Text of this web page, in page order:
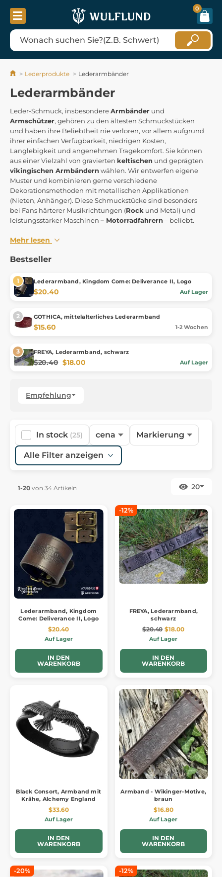
0
Lederprodukte Lederarmbänder
Lederarmbänder
Leder-Schmuck, insbesondereArmbänder und
Armschützer, gehören zu den ältesten Schmuckstücken
und haben ihre Beliebtheit nie verloren, vor allem aufgrund
ihrer einfachen Verfügbarkeit, niedrigen Kosten,
Langlebigkeit und angenehmen Tragekomfort. Sie können
aus einer Vielzahl von gravierten keltischen und geprägten
vikingischen Armbändern wählen. Wir entwerfen eigene
Muster und kombinieren gerne verschiedene
Dekorationsmethoden mit metallischen Applikationen
(Nieten, Anhänger). Diese Schmuckstücke sind besonders
bei Fans härterer Musikrichtungen (Rock und Metal) und
leistungsstarker Maschinen – Motorradfahrern – beliebt.
Mehr lesen
Bestseller
Lederarmband, Kingdom Come: Deliverance II, Logo
$20.40 Auf Lager
GOTHICA, mittelalterliches Lederarmband
$15.60 1-2 Wochen
FREYA, Lederarmband, schwarz
$20.40 $18.00 Auf Lager
Empfehlung
In stock (25) cena Markierung
Alle Filter anzeigen
1-20 von 34 Artikeln 20
Lederarmband, Kingdom
Come: Deliverance II, Logo
$20.40
Auf Lager
IN DEN
WARENKORB
-12%
FREYA, Lederarmband,
schwarz
$20.40 $18.00
Auf Lager
IN DEN
WARENKORB
Black Consort, Armband mit
Krähe, Alchemy England
$33.60
Auf Lager
IN DEN
WARENKORB
Armband - Wikinger-Motive,
braun
$16.80
Auf Lager
IN DEN
WARENKORB
-20% -12%